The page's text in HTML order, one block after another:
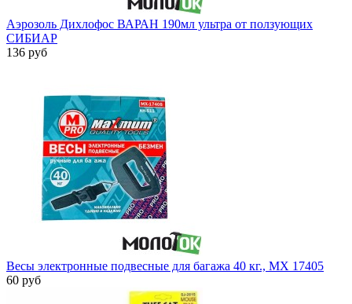
Аэрозоль Дихлофос ВАРАН 190мл ультра от ползующих
СИБИАР
136 руб
Весы электронные подвесные для багажа 40 кг., МХ 17405
60 руб